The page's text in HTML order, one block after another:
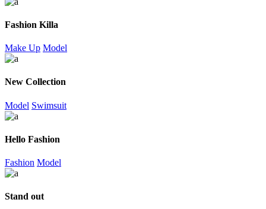
Fashion Killa
Make Up Model
New Collection
Model Swimsuit
Hello Fashion
Fashion Model
Stand out